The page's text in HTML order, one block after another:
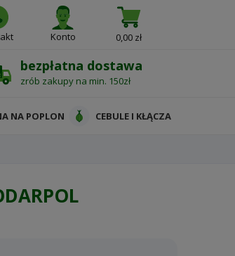
Konto 0,00 zł
bezpłatna dostawa
zrób zakupy na min. 150zł
NA POPLON CEBULE I KŁĄCZA